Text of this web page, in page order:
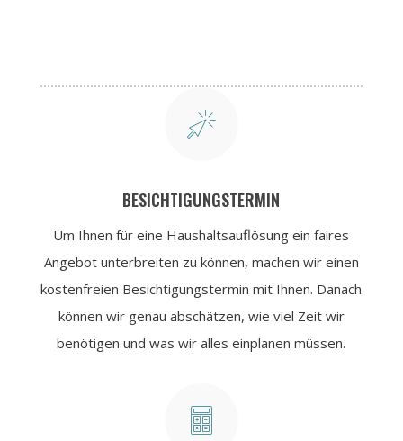

BESICHTIGUNGSTERMIN
Um Ihnen für eine Haushaltsauflösung ein faires
Angebot unterbreiten zu können, machen wir einen
kostenfreien Besichtigungstermin mit Ihnen. Danach
können wir genau abschätzen, wie viel Zeit wir
benötigen und was wir alles einplanen müssen.
